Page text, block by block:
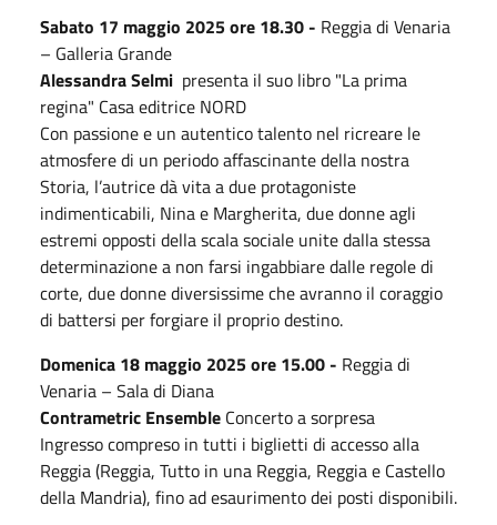
Sabato 17 maggio 2025 ore 18.30 - Reggia di Venaria
– Galleria Grande
Alessandra Selmi presenta il suo libro "La prima
regina" Casa editrice NORD
Con passione e un autentico talento nel ricreare le
atmosfere di un periodo affascinante della nostra
Storia, l’autrice dà vita a due protagoniste
indimenticabili, Nina e Margherita, due donne agli
estremi opposti della scala sociale unite dalla stessa
determinazione a non farsi ingabbiare dalle regole di
corte, due donne diversissime che avranno il coraggio
di battersi per forgiare il proprio destino.
Domenica 18 maggio 2025 ore 15.00 - Reggia di
Venaria – Sala di Diana
Contrametric Ensemble Concerto a sorpresa
Ingresso compreso in tutti i biglietti di accesso alla
Reggia (Reggia, Tutto in una Reggia, Reggia e Castello
della Mandria), fino ad esaurimento dei posti disponibili.